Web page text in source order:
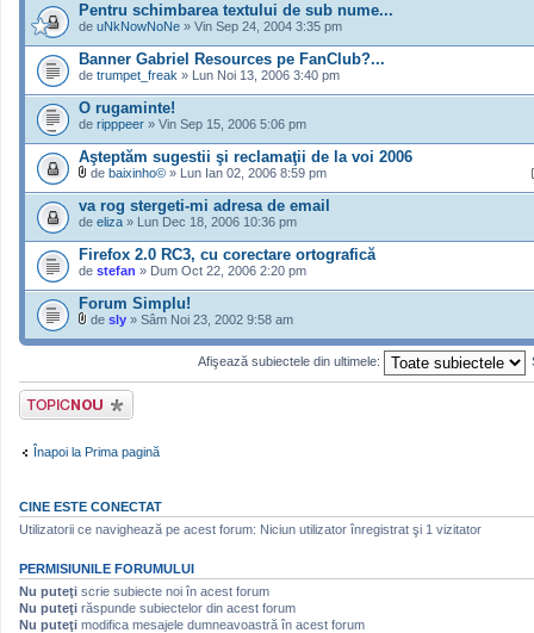
Pentru schimbarea textului de sub nume...
de uNkNowNoNe » Vin Sep 24, 2004 3:35 pm
Banner Gabriel Resources pe FanClub?...
de trumpet_freak » Lun Noi 13, 2006 3:40 pm
O rugaminte!
de ripppeer » Vin Sep 15, 2006 5:06 pm
Aşteptăm sugestii şi reclamaţii de la voi 2006
de baixinho© » Lun Ian 02, 2006 8:59 pm
va rog stergeti-mi adresa de email
de eliza » Lun Dec 18, 2006 10:36 pm
Firefox 2.0 RC3, cu corectare ortografică
de stefan » Dum Oct 22, 2006 2:20 pm
Forum Simplu!
de sly » Sâm Noi 23, 2002 9:58 am
Afişează subiectele din ultimele:
Scrie un subiect
nou
Înapoi la Prima pagină
CINE ESTE CONECTAT
Utilizatorii ce navighează pe acest forum: Niciun utilizator înregistrat şi 1 vizitator
PERMISIUNILE FORUMULUI
Nu puteţi scrie subiecte noi în acest forum
Nu puteţi răspunde subiectelor din acest forum
Nu puteţi modifica mesajele dumneavoastră în acest forum